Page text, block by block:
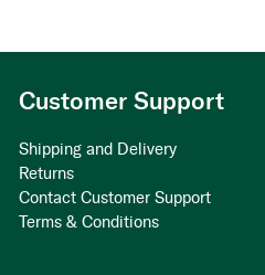
Customer Support
Shipping and Delivery
Returns
Contact Customer Support
Terms & Conditions